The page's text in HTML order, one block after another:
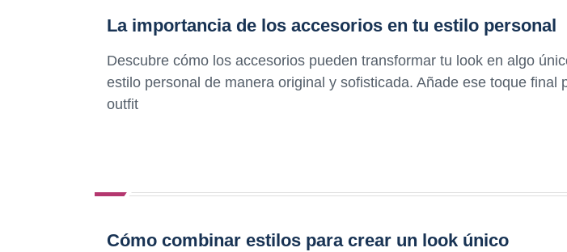
La importancia de los accesorios en tu estilo personal
Descubre cómo los accesorios pueden transformar tu look en algo
estilo personal de manera original y sofisticada. Añade ese toque final
outfit
Cómo combinar estilos para crear un look único